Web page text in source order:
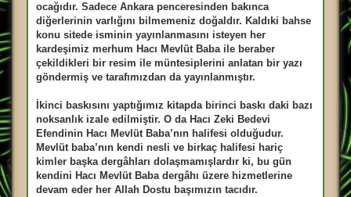
ocağıdır. Sadece Ankara penceresinden bakınca
diğerlerinin varlığını bilmemeniz doğaldır. Kaldıki bahse
konu sitede isminin yayınlanmasını isteyen her
kardeşimiz merhum Hacı Mevlüt Baba ile beraber
çekildikleri bir resim ile müntesiplerini anlatan bir yazı
göndermiş ve tarafımızdan da yayınlanmıştır.
İkinci baskısını yaptığımız kitapda birinci baskı daki bazı
noksanlık izale edilmiştir. O da Hacı Zeki Bedevi
Efendinin Hacı Mevlüt Baba’nın halifesi olduğudur.
Mevlüt baba’nın kendi nesli ve birkaç halifesi hariç
kimler başka dergâhları dolaşmamışlardır ki, bu gün
kendini Hacı Mevlüt Baba dergâhı üzere hizmetlerine
devam eder her Allah Dostu başımızın tacıdır.